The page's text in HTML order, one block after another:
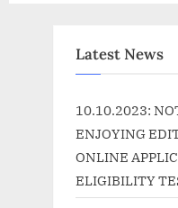
Latest News
10.10.2023:
ENJOYING
ONLINE
ELIGIBILITY